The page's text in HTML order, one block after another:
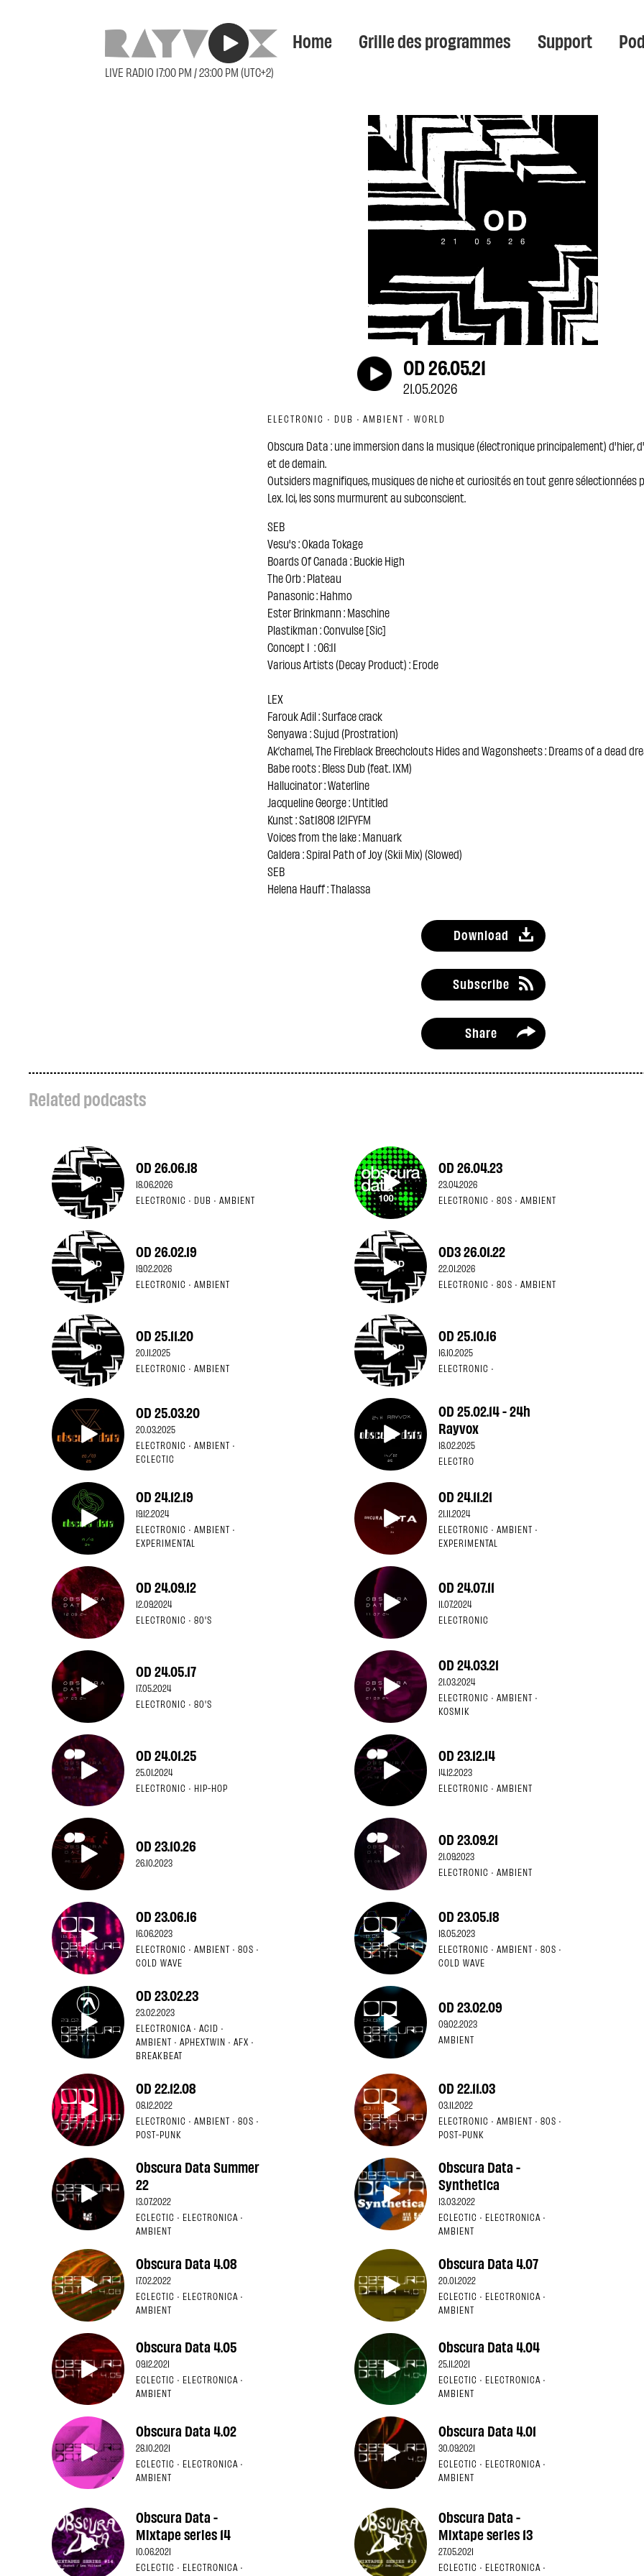
LIVE RADIO 17:00 PM / 23:00 PM (UTC+2)
Home Grille des programmes Support
OD 26.05.21
21.05.2026
ELECTRONIC · DUB · AMBIENT · WORLD
Obscura Data : une immersion dans la musique (électronique principalement) d'hier,
et de demain.
Outsiders magnifiques, musiques de niche et curiosités en tout genre sélectionnées
Lex. Ici, les sons murmurent au subconscient.
SEB
Vesu's : Okada Tokage
Boards Of Canada : Buckie High
The Orb : Plateau
Panasonic : Hahmo
Ester Brinkmann : Maschine
Plastikman : Convulse [Sic]
Concept 1 ‎ : 06:11
Various Artists (Decay Product) : Erode
LEX
Farouk Adil : Surface crack
Senyawa : Sujud (Prostration)
Ak’chamel, The Fireblack Breechclouts Hides and Wagonsheets : Dreams of a dead
Babe roots : Bless Dub (feat. IXM)
Hallucinator : Waterline
Jacqueline George : Untitled
Kunst : Sat1808 121FYFM
Voices from the lake : Manuark
Caldera : Spiral Path of Joy (Skii Mix) (Slowed)
SEB
Helena Hauff : Thalassa
Download
Subscribe
Share
Related podcasts
OD 26.06.18
18.06.2026
ELECTRONIC · DUB · AMBIENT
OD 26.04.23
23.04.2026
ELECTRONIC · 80S · AMBIENT
OD 26.02.19
19.02.2026
ELECTRONIC · AMBIENT
OD3 26.01.22
22.01.2026
ELECTRONIC · 80S · AMBIENT
OD 25.11.20
20.11.2025
ELECTRONIC · AMBIENT
OD 25.10.16
16.10.2025
ELECTRONIC ·
OD 25.03.20
20.03.2025
ELECTRONIC · AMBIENT ·
ECLECTIC
OD 25.02.14 - 24h
Rayvox
18.02.2025
ELECTRO
OD 24.12.19
19.12.2024
ELECTRONIC · AMBIENT ·
EXPERIMENTAL
OD 24.11.21
21.11.2024
ELECTRONIC · AMBIENT ·
EXPERIMENTAL
OD 24.09.12
12.09.2024
ELECTRONIC · 80'S
OD 24.07.11
11.07.2024
ELECTRONIC
OD 24.05.17
17.05.2024
ELECTRONIC · 80'S
OD 24.03.21
21.03.2024
ELECTRONIC · AMBIENT ·
KOSMIK
OD 24.01.25
25.01.2024
ELECTRONIC · HIP-HOP
OD 23.12.14
14.12.2023
ELECTRONIC · AMBIENT
OD 23.10.26
26.10.2023
OD 23.09.21
21.09.2023
ELECTRONIC · AMBIENT
OD 23.06.16
16.06.2023
ELECTRONIC · AMBIENT · 80S ·
COLD WAVE
OD 23.05.18
18.05.2023
ELECTRONIC · AMBIENT · 80S ·
COLD WAVE
OD 23.02.23
23.02.2023
ELECTRONICA · ACID ·
AMBIENT · APHEXTWIN · AFX ·
BREAKBEAT
OD 23.02.09
09.02.2023
AMBIENT
OD 22.12.08
08.12.2022
ELECTRONIC · AMBIENT · 80S ·
POST-PUNK
OD 22.11.03
03.11.2022
ELECTRONIC · AMBIENT · 80S ·
POST-PUNK
Obscura Data Summer
22
13.07.2022
ECLECTIC · ELECTRONICA ·
AMBIENT
Obscura Data -
Synthetica
13.03.2022
ECLECTIC · ELECTRONICA ·
AMBIENT
Obscura Data 4.08
17.02.2022
ECLECTIC · ELECTRONICA ·
AMBIENT
Obscura Data 4.07
20.01.2022
ECLECTIC · ELECTRONICA ·
AMBIENT
Obscura Data 4.05
09.12.2021
ECLECTIC · ELECTRONICA ·
AMBIENT
Obscura Data 4.04
25.11.2021
ECLECTIC · ELECTRONICA ·
AMBIENT
Obscura Data 4.02
28.10.2021
ECLECTIC · ELECTRONICA ·
AMBIENT
Obscura Data 4.01
30.09.2021
ECLECTIC · ELECTRONICA ·
AMBIENT
Obscura Data -
Mixtape series 14
10.06.2021
ECLECTIC · ELECTRONICA ·
Obscura Data -
Mixtape series 13
27.05.2021
ECLECTIC · ELECTRONICA ·